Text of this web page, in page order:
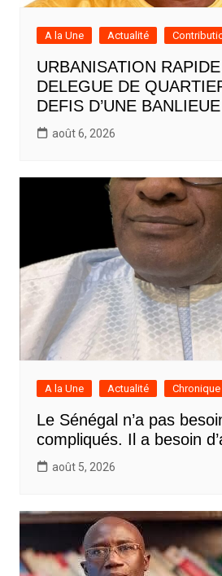
A la Une Actualité
URBANISATION
DELEGUE DE
DEFIS D’UNE
août 6, 2026
A la Une Actualité Chronique
Le Sénégal n’a pas
compliqués. Il a besoin
août 5, 2026